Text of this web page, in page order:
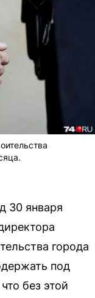
30 января
города
под
без этой